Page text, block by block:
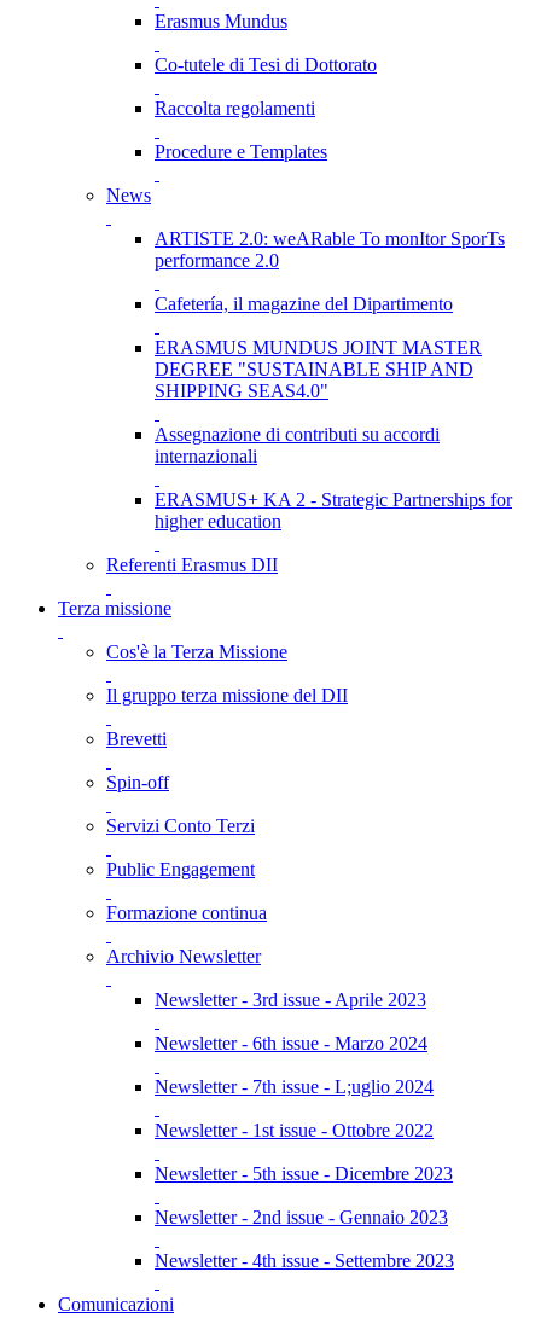
Erasmus Mundus
Co-tutele di Tesi di Dottorato
Raccolta regolamenti
Procedure e Templates
News
ARTISTE 2.0: weARable To monItor SporTs
performance 2.0
Cafetería, il magazine del Dipartimento
ERASMUS MUNDUS JOINT MASTER
DEGREE "SUSTAINABLE SHIP AND
SHIPPING SEAS4.0"
Assegnazione di contributi su accordi
internazionali
ERASMUS+ KA 2 - Strategic Partnerships for
higher education
Referenti Erasmus DII
Terza missione
Cos'è la Terza Missione
Il gruppo terza missione del DII
Brevetti
Spin-off
Servizi Conto Terzi
Public Engagement
Formazione continua
Archivio Newsletter
Newsletter - 3rd issue - Aprile 2023
Newsletter - 6th issue - Marzo 2024
Newsletter - 7th issue - L;uglio 2024
Newsletter - 1st issue - Ottobre 2022
Newsletter - 5th issue - Dicembre 2023
Newsletter - 2nd issue - Gennaio 2023
Newsletter - 4th issue - Settembre 2023
Comunicazioni